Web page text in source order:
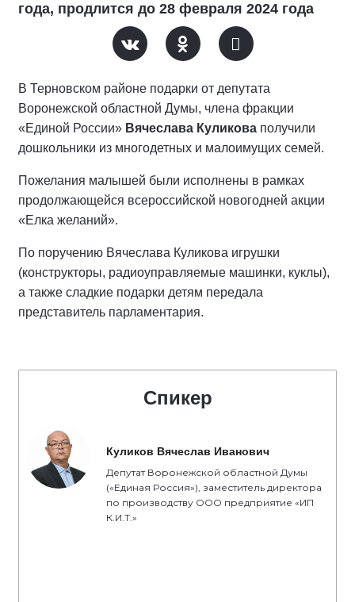
года, продлится до 28 февраля 2024 года
В Терновском районе подарки от депутата
Воронежской областной Думы, члена фракции
«Единой России» Вячеслава Куликова получили
дошкольники из многодетных и малоимущих семей.
Пожелания малышей были исполнены в рамках
продолжающейся всероссийской новогодней акции
«Елка желаний».
По поручению Вячеслава Куликова игрушки
(конструкторы, радиоуправляемые машинки, куклы),
а также сладкие подарки детям передала
представитель парламентария.
Спикер
Куликов Вячеслав Иванович
Депутат Воронежской областной Думы
(«Единая Россия»), заместитель директора
по производству ООО предприятие «ИП
К.И.Т.»